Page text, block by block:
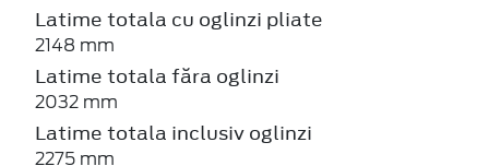
Latime totala cu oglinzi pliate
2148 mm
Latime totala făra oglinzi
2032 mm
Latime totala inclusiv oglinzi
2275 mm